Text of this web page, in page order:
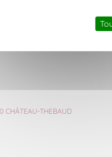
CHÂTEAU-THEBAUD